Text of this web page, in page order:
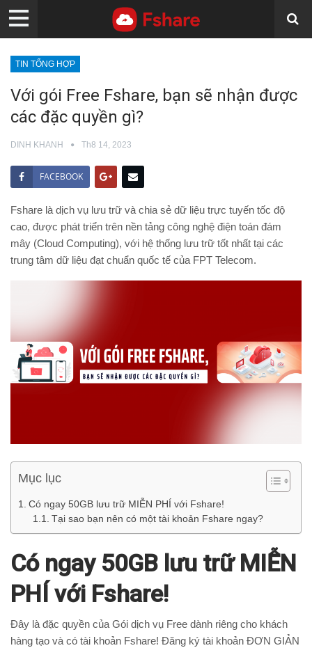
TIN TỔNG HỢP
Với gói Free Fshare, bạn sẽ nhận được
các đặc quyền gì?
DINH KHANH Th8 14, 2023
FACEBOOK
Fshare là dịch vụ lưu trữ và chia sẻ dữ liệu trực tuyến tốc độ
cao, được phát triển trên nền tảng công nghệ điện toán đám
mây (Cloud Computing), với hệ thống lưu trữ tốt nhất tại các
trung tâm dữ liệu đạt chuẩn quốc tế của FPT Telecom.
Mục lục
Có ngay 50GB lưu trữ MIỄN PHÍ với Fshare!
Tại sao bạn nên có một tài khoản Fshare ngay?
Có ngay 50GB lưu trữ MIỄN
PHÍ với Fshare!
Đây là đặc quyền của Gói dịch vụ Free dành riêng cho khách
hàng tạo và có tài khoản Fshare! Đăng ký tài khoản ĐƠN GIẢN